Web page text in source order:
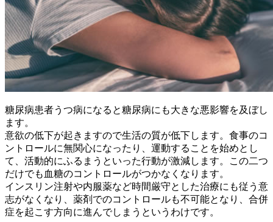
糖尿病患者うつ病になると糖尿病にも大きな悪影響を及ぼし
ます。
意欲の低下が起きますので生活の質が低下します。食事のコ
ントロールに無関心になったり、運動することを始めとし
て、活動的にふるまうといった行動が激減します。この二つ
だけでも血糖のコントロールがつかなくなります。
インスリン注射や内服薬など時間厳守とした治療にも従う意
志がなくなり、薬剤でのコントロールも不可能となり、合併
症を起こす方向に進んでしまうというわけです。